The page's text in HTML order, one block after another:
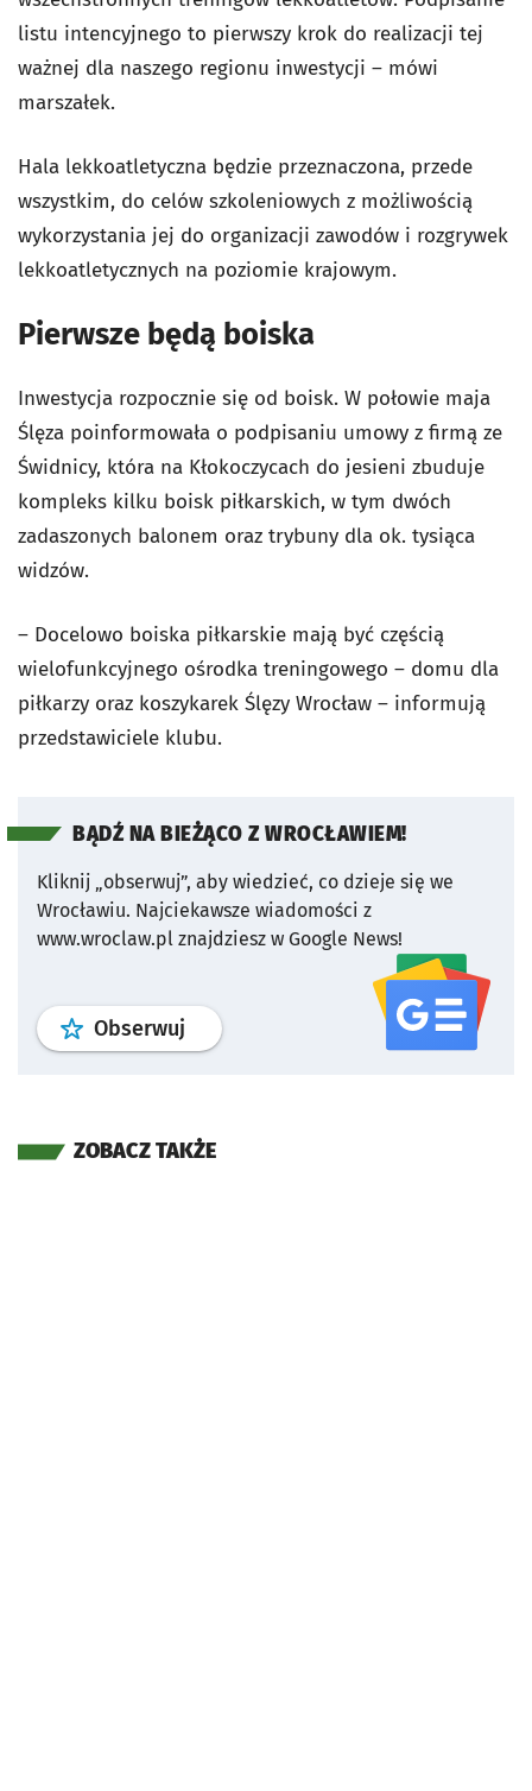
listu intencyjnego to pierwszy krok do realizacji tej
ważnej dla naszego regionu inwestycji – mówi
marszałek.
Hala lekkoatletyczna będzie przeznaczona, przede
wszystkim, do celów szkoleniowych z możliwością
wykorzystania jej do organizacji zawodów i rozgrywek
lekkoatletycznych na poziomie krajowym.
Pierwsze będą boiska
Inwestycja rozpocznie się od boisk. W połowie maja
Ślęza poinformowała o podpisaniu umowy z firmą ze
Świdnicy, która na Kłokoczycach do jesieni zbuduje
kompleks kilku boisk piłkarskich, w tym dwóch
zadaszonych balonem oraz trybuny dla ok. tysiąca
widzów.
– Docelowo boiska piłkarskie mają być częścią
wielofunkcyjnego ośrodka treningowego – domu dla
piłkarzy oraz koszykarek Ślęzy Wrocław – informują
przedstawiciele klubu.
BĄDŹ NA BIEŻĄCO Z WROCŁAWIEM!
Kliknij „obserwuj”, aby wiedzieć, co dzieje się we
Wrocławiu. Najciekawsze wiadomości z
www.wroclaw.pl znajdziesz w Google News!
Obserwuj profil serwisu
ZOBACZ TAKŻE